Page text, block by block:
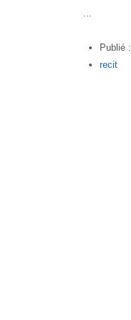
…
Publié :
Author
recit